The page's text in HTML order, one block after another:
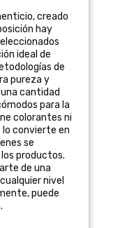
creado
hay
ideal de
de
pureza y
cantidad
para la
colorantes ni
convierte en
se
productos.
de una
nivel
puede